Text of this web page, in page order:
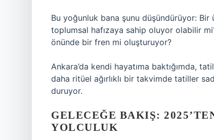
Bu yoğunluk bana şunu düşündürüyor:
toplumsal hafızaya sahip oluyor olabilir
önünde bir fren mi oluşturuyor?
Ankara’da kendi hayatıma baktığımda,
daha ritüel ağırlıklı bir takvimde tatiller
duruyor.
GELECEĞE BAKIŞ:
YOLCULUK